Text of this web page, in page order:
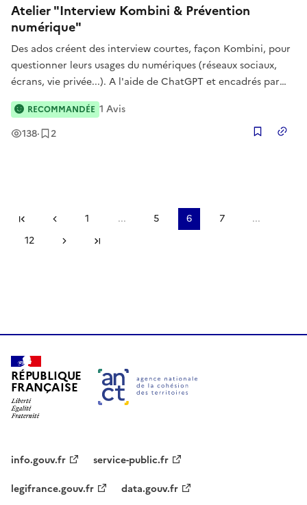
Atelier "Interview Kombini & Prévention
numérique"
Des ados créent des interview courtes, façon Kombini, pour
questionner leurs usages du numériques (réseaux sociaux,
écrans, vie privée...). A l'aide de ChatGPT et encadrés par
des animateurs, ils imaginent et posent des questions entre
pairs. Un format ludique, créatif et percutant qui encourage
l'e138Vues
· 2Enregistrement
RECOMMANDÉE 1 Avis
Première pagePage précédente
1 ... 5 6 7
...
12
Page suivante
RÉPUBLIQUE
FRANÇAISE
info.gouv.fr
service-public.fr
legifrance.gouv.fr
data.gouv.fr